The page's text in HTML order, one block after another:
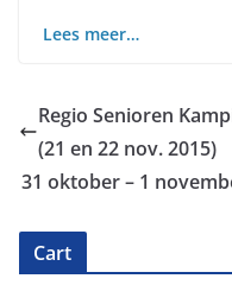
Lees meer…
Regio Senioren
(21 en 22 nov. 2015)
31 oktober – 1
Cart